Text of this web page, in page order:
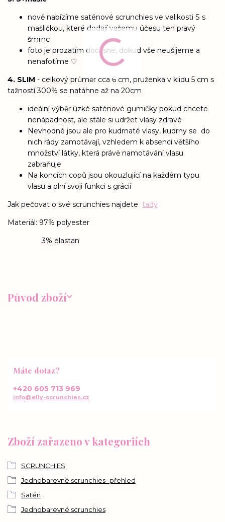
nově nabízíme saténové scrunchies ve velikosti S s
mašličkou, které dodají vašemu účesu ten pravý
šmrnc
foto je prozatím dočasné, dokud vše neušijeme a
nenafotíme ♡
4. SLIM - celkový průměr cca 6 cm, pruženka v klidu 5 cm s
tažností 300% se natáhne až na 20cm
ideální výběr úzké saténové gumičky pokud chcete
nenápadnost, ale stále si udržet vlasy zdravé
Nevhodné jsou ale pro kudrnaté vlasy, kudrny se do
nich rády zamotávají, vzhledem k absenci většího
množství látky, která právě namotávání vlasu
zabraňuje
Na koncích copů jsou okouzlující na každém typu
vlasu a plní svoji funkci s grácií
Jak pečovat o své scrunchies najdete tady
Materiál: 97% polyester
3% elastan
Původ zboží
Zboží zařazeno v kategoriích
SCRUNCHIES
Jednobarevné scrunchies- přehled
Satén
Jednobarevné scrunchies
Máte dotaz?
+420 605 713 969
info@elly-scrunchies.cz